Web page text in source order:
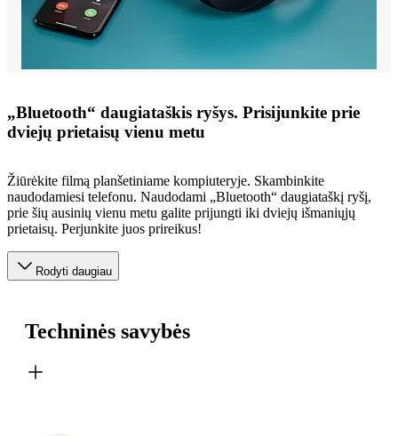
„Bluetooth“ daugiataškis ryšys. Prisijunkite prie
dviejų prietaisų vienu metu
Žiūrėkite filmą planšetiniame kompiuteryje. Skambinkite
naudodamiesi telefonu. Naudodami „Bluetooth“ daugiataškį ryšį,
prie šių ausinių vienu metu galite prijungti iki dviejų išmaniųjų
prietaisų. Perjunkite juos prireikus!
Rodyti daugiau
Techninės savybės